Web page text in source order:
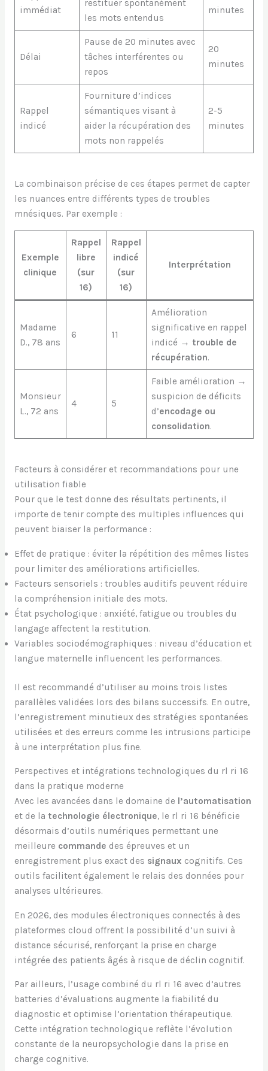
immédiat
restituer spontanément
les mots entendus
minutes
Délai
Pause de 20 minutes avec
tâches interférentes ou
repos
20
minutes
Rappel
indicé
Fourniture d’indices
sémantiques visant à
aider la récupération des
mots non rappelés
2-5
minutes
La combinaison précise de ces étapes permet de capter
les nuances entre différents types de troubles
mnésiques. Par exemple :
Exemple
clinique
Rappel
libre
(sur
16)
Rappel
indicé
(sur
16)
Interprétation
Madame
D., 78 ans
6 11
Amélioration
significative en rappel
indicé → trouble de
récupération.
Monsieur
L., 72 ans
4 5
Faible amélioration →
suspicion de déficits
d’encodage ou
consolidation.
Facteurs à considérer et recommandations pour une
utilisation fiable
Pour que le test donne des résultats pertinents, il
importe de tenir compte des multiples influences qui
peuvent biaiser la performance :
Effet de pratique : éviter la répétition des mêmes listes
pour limiter des améliorations artificielles.
Facteurs sensoriels : troubles auditifs peuvent réduire
la compréhension initiale des mots.
État psychologique : anxiété, fatigue ou troubles du
langage affectent la restitution.
Variables sociodémographiques : niveau d’éducation et
langue maternelle influencent les performances.
Il est recommandé d’utiliser au moins trois listes
parallèles validées lors des bilans successifs. En outre,
l’enregistrement minutieux des stratégies spontanées
utilisées et des erreurs comme les intrusions participe
à une interprétation plus fine.
Perspectives et intégrations technologiques du rl ri 16
dans la pratique moderne
Avec les avancées dans le domaine de l’automatisation
et de la technologie électronique, le rl ri 16 bénéficie
désormais d’outils numériques permettant une
meilleure commande des épreuves et un
enregistrement plus exact des signaux cognitifs. Ces
outils facilitent également le relais des données pour
analyses ultérieures.
En 2026, des modules électroniques connectés à des
plateformes cloud offrent la possibilité d’un suivi à
distance sécurisé, renforçant la prise en charge
intégrée des patients âgés à risque de déclin cognitif.
Par ailleurs, l’usage combiné du rl ri 16 avec d’autres
batteries d’évaluations augmente la fiabilité du
diagnostic et optimise l’orientation thérapeutique.
Cette intégration technologique reflète l’évolution
constante de la neuropsychologie dans la prise en
charge cognitive.